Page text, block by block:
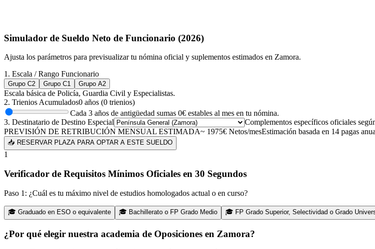
Simulador de Sueldo Neto de Funcionario (2026)
Ajusta los parámetros para previsualizar tu nómina oficial y suplementos estimados en Zamora.
1. Escala / Rango Funcionario
Grupo C2 Grupo C1 Grupo A2
Escala básica de Policía, Guardia Civil y Especialistas.
2. Trienios Acumulados0 años (0 trienios)
Cada 3 años de antigüedad sumas 0€ estables al mes en tu nómina.
3. Destinatario de Destino Especial
Complementos específicos oficiales
PREVISIÓN DE RETRIBUCIÓN MENSUAL ESTIMADA~ 1975€ Netos/mesEstimación basada en 14 pagas
📥 RESERVAR PLAZA PARA OPTAR A ESTE SUELDO
1
Verificador de Requisitos Mínimos Oficiales en 30 Segundos
Paso 1: ¿Cuál es tu máximo nivel de estudios homologados actual o en curso?
🎓 Graduado en ESO o equivalente 🎓 Bachillerato o FP Grado Medio 🎓 FP Grado Superior, Selectividad o Grado
¿Por qué elegir nuestra academia de Oposiciones en Zamora?